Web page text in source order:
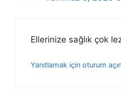
Ellerinize sağlık çok
Yanıtlamak için oturum